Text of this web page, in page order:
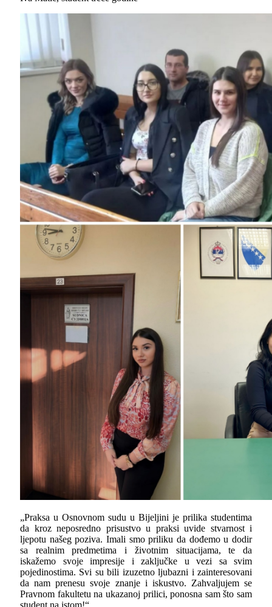
„Praksa u Osnovnom sudu u Bijeljini je prilika studentima
da kroz neposredno prisustvo u praksi uvide stvarnost i
ljepotu našeg poziva. Imali smo priliku da dođemo u dodir
sa realnim predmetima i životnim situacijama, te da
iskažemo svoje impresije i zaključke u vezi sa svim
pojedinostima. Svi su bili izuzetno ljubazni i zainteresovani
da nam prenesu svoje znanje i iskustvo. Zahvaljujem se
Pravnom fakultetu na ukazanoj prilici, ponosna sam što sam
student na istom!“